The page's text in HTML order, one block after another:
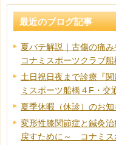
最近のブログ記事
夏バテ解説｜古傷の痛
コナミスポーツクラブ
土日祝日夜まで診療『
ミスポーツ船橋４F・
夏季休暇（休診）のお
変形性膝関節症と鍼灸
戻すために～ コナミス